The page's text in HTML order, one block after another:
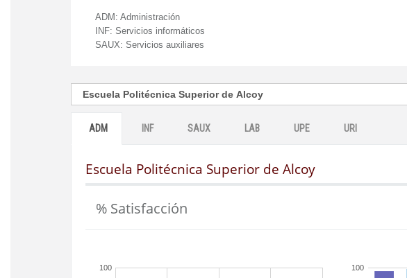
ADM: Administración
INF: Servicios informáticos
SAUX: Servicios auxiliares
ADM INF SAUX LAB UPE URI
Escuela Politécnica Superior de Alcoy
% Satisfacción
100 100